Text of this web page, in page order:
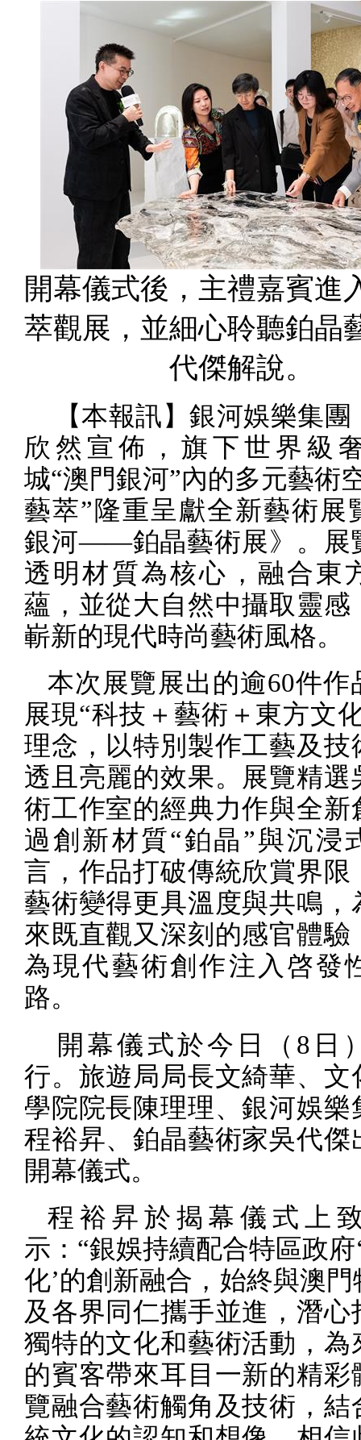
開幕儀式後，主禮嘉賓進
萃觀展，並細心聆聽鉑晶
代傑解說。
【本報訊】銀河娛樂集
欣然宣佈，旗下世界級
城“澳門銀河”內的多元藝術
藝萃” 隆重呈獻全新藝術展
銀河——鉑晶藝術展》。展
透明材質為核心，融合東
蘊，並從大自然中攝取靈感
嶄新的現代時尚藝術風格。
本次展覽展出的逾60件作
展現“科技＋藝術＋東方文
理念，以特別製作工藝及技
透且亮麗的效果。展覽精選
術工作室的經典力作與全新
過創新材質“鉑晶”與沉浸
言，作品打破傳統欣賞界限
藝術變得更具溫度與共鳴，
來既直觀又深刻的感官體驗
為現代藝術創作注入啓發
路。
開幕儀式於今日（ 8 日
行。旅遊局局長文綺華、文
學院院長陳理理、銀河娛樂
程裕昇、鉑晶藝術家吳代傑
開幕儀式。
程裕昇於揭幕儀式上
示： “銀娛持續配合特區政府
化’的創新融合，始終與澳
及各界同仁攜手並進，潛心
獨特的文化和藝術活動，為
的賓客帶來耳目一新的精彩
覽融合藝術觸角及技術，結